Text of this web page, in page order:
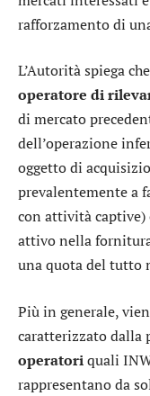
rafforzamento di
L’Autorità spiega
operatore di
di mercato
dell’operazione
oggetto di
prevalentemente a
con attività
attivo nella
una quota del tutto
Più in generale,
caratterizzato dalla
operatoriquali
rappresentano da